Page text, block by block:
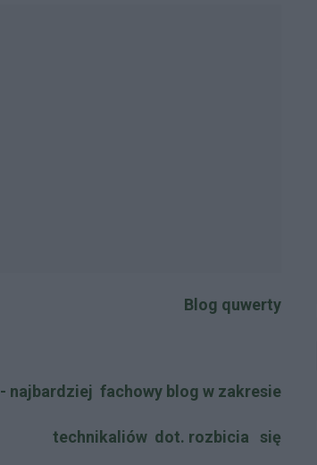
Blog quwerty
- najbardziej fachowy blog w zakresie
technikaliów dot. rozbicia się